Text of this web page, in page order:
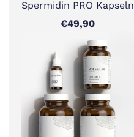
Spermidin PRO Kapseln
€49,90